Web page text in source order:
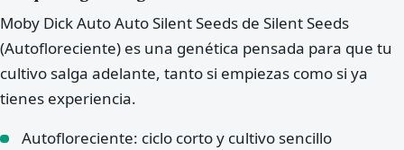
Moby Dick Auto Auto Silent Seeds de Silent Seeds
(Autofloreciente) es una genética pensada para que tu
cultivo salga adelante, tanto si empiezas como si ya
tienes experiencia.
Autofloreciente: ciclo corto y cultivo sencillo